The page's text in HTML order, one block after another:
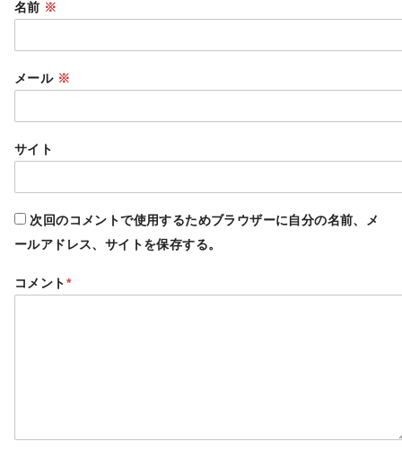
名前 ※
メール ※
サイト
次回のコメントで使用するためブラウザーに自分の名前、メ
ールアドレス、サイトを保存する。
コメント*